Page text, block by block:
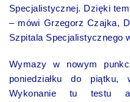
Specjalistycznej. Dzięki
– mówi Grzegorz Czajka,
Szpitala Specjalistycznego
Wymazy w nowym
poniedziałku do
Wykonanie tu testu